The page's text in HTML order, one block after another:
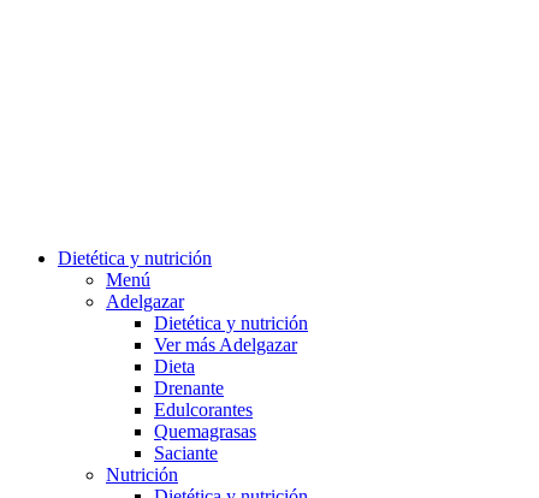
Dietética y nutrición
Menú
Adelgazar
Dietética y nutrición
Ver más Adelgazar
Dieta
Drenante
Edulcorantes
Quemagrasas
Saciante
Nutrición